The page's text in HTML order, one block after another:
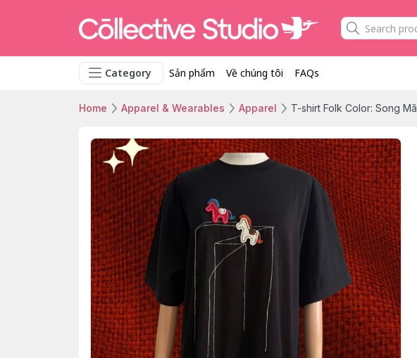
Category Sản phẩm Về chúng tôi FAQs
Home Apparel & Wearables Apparel T-shirt Folk Color: Song Mã